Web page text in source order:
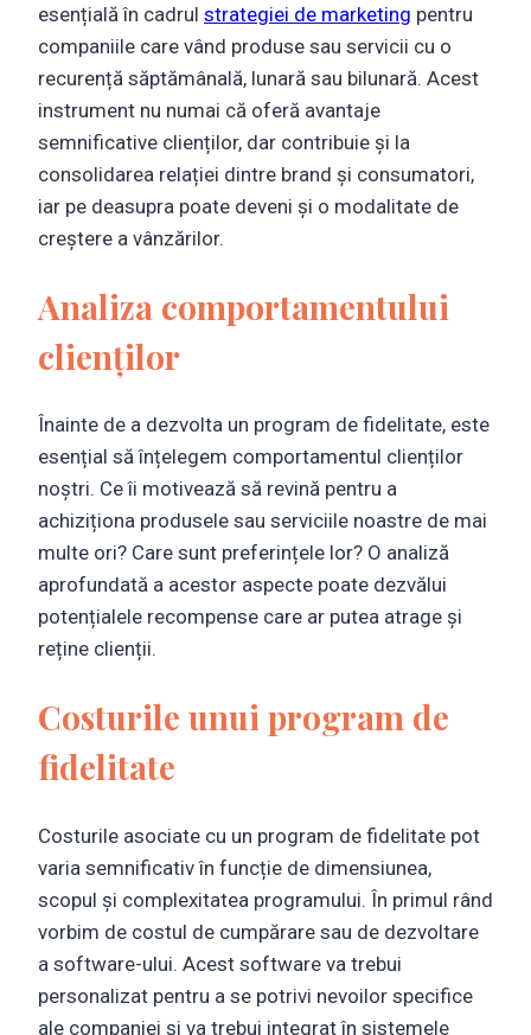
esențială în cadrul strategiei de marketing pentru
companiile care vând produse sau servicii cu o
recurență săptămânală, lunară sau bilunară. Acest
instrument nu numai că oferă avantaje
semnificative clienților, dar contribuie și la
consolidarea relației dintre brand și consumatori,
iar pe deasupra poate deveni și o modalitate de
creștere a vânzărilor.
Analiza comportamentului
clienților
Înainte de a dezvolta un program de fidelitate, este
esențial să înțelegem comportamentul clienților
noștri. Ce îi motivează să revină pentru a
achiziționa produsele sau serviciile noastre de mai
multe ori? Care sunt preferințele lor? O analiză
aprofundată a acestor aspecte poate dezvălui
potențialele recompense care ar putea atrage și
reține clienții.
Costurile unui program de
fidelitate
Costurile asociate cu un program de fidelitate pot
varia semnificativ în funcție de dimensiunea,
scopul și complexitatea programului. În primul rând
vorbim de costul de cumpărare sau de dezvoltare
a software-ului. Acest software va trebui
personalizat pentru a se potrivi nevoilor specifice
ale companiei și va trebui integrat în sistemele